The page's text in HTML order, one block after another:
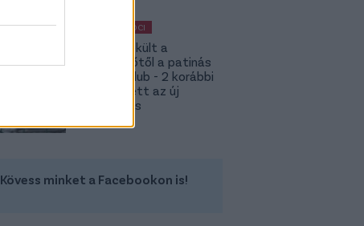
MAGYAR FOCI
Megmenekült a
süllyesztőtől a patinás
magyar klub - 2 korábbi
játékos lett az új
tulajdonos
Kövess minket a Facebookon is!